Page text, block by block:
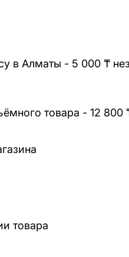
в Алматы - 5 000 ₸
товара - 12 800
товара